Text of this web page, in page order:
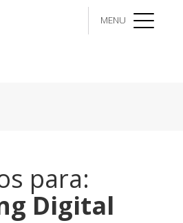
MENU
para:
Digital